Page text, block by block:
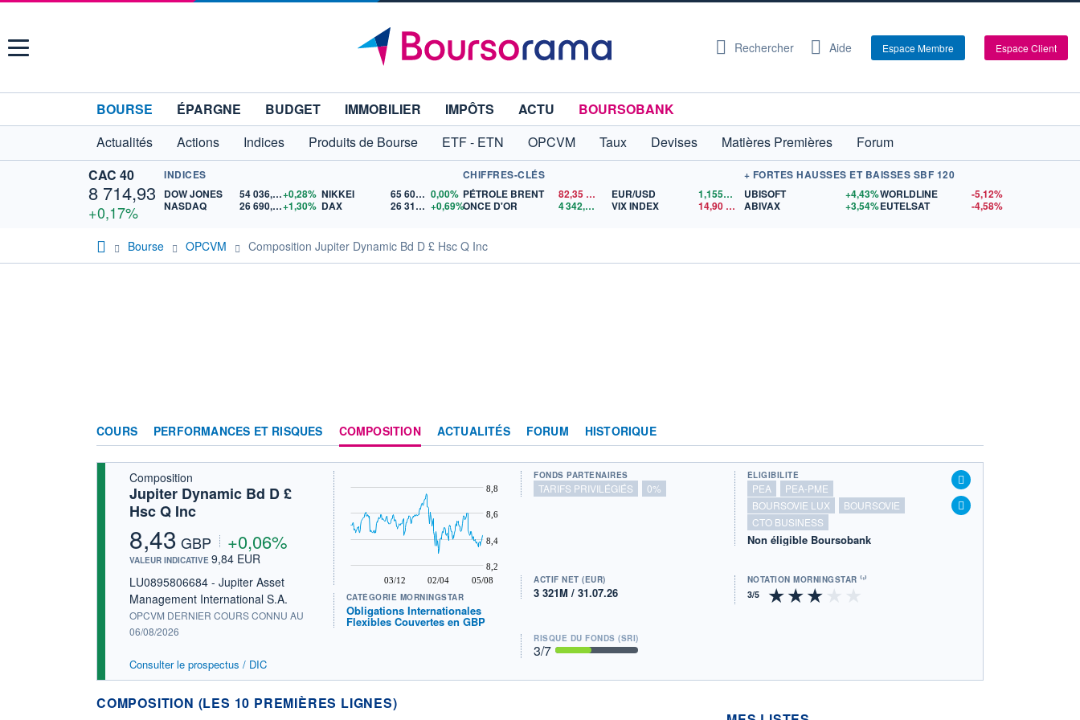
Menu Rechercher Aide Espace Membre Espace Client
BOURSE ÉPARGNE BUDGET IMMOBILIER IMPÔTS ACTU
BOURSOBANK
Actualités
Actions Indices Produits de Bourse ETF - ETN OPCVM Taux Devises Matières Premières
Forum
CAC 40
8 714,93
+0,17%
INDICES
DOW JONES
54 036,93+0,28%
NASDAQ
26 690,62+1,30%
NIKKEI 65 606,71 0,00%
DAX
26 319,45 +0,69%
CHIFFRES-CLÉS
PÉTROLE BRENT
82,35$US
ONCE D'OR
4 342,26 $US
EUR/USD 1,1559$US
VIX INDEX
14,90
+ FORTES HAUSSES ET BAISSES SBF 120
UBISOFT
+4,43%
ABIVAX
+3,54%
WORLDLINE
-5,12%
EUTELSAT
-4,58%
Bourse OPCVM Composition Jupiter Dynamic Bd D £ Hsc Q Inc
COURS PERFORMANCES ET RISQUES COMPOSITION ACTUALITÉS FORUM HISTORIQUE
Composition
Jupiter Dynamic Bd D £
Hsc Q Inc
8,43 GBP +0,06%
VALEUR INDICATIVE 9,84 EUR
LU0895806684 - Jupiter Asset
Management International S.A.
OPCVM DERNIER COURS CONNU AU
06/08/2026
Consulter le prospectus / DIC
03/12 02/04 05/08
8,2
8,4
8,6
8,8
CATÉGORIE MORNINGSTAR
Obligations Internationales
Flexibles Couvertes en GBP
FONDS PARTENAIRES
TARIFS PRIVILÉGIÉS 0%
ÉLIGIBILITÉ
PEA
PEA-PME
BOURSOVIE LUX
BOURSOVIE
CTO BUSINESS
Non éligible Boursobank
ACTIF NET (EUR)
3 321M / 31.07.26
NOTATION MORNINGSTAR ⁽¹⁾
RISQUE DU FONDS (SRI)
3/7
COMPOSITION (LES 10 PREMIÈRES LIGNES)